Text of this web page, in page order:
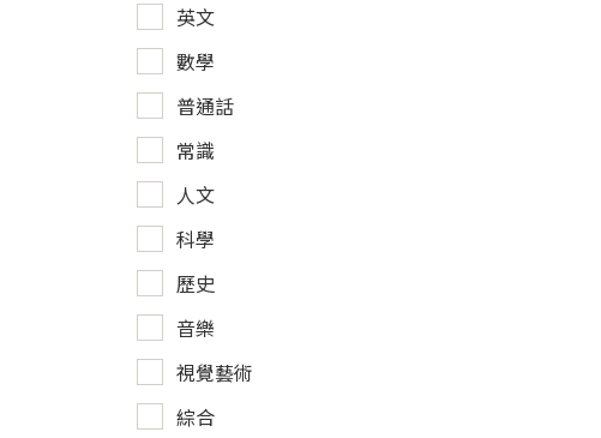
英文
數學
普通話
常識
人文
科學
歷史
音樂
視覺藝術
綜合